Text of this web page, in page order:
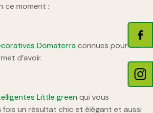
ce moment :
Domaterra connues pour les
d’avoir.
Little green qui vous
fois un résultat chic et élégant et aussi